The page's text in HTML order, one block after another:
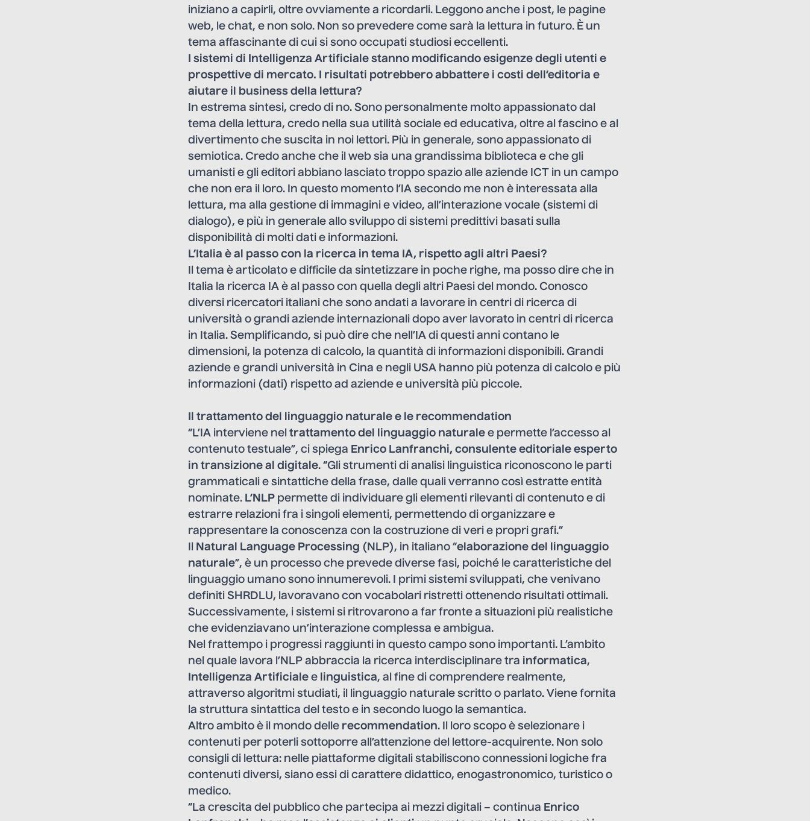
iniziano a capirli, oltre ovviamente a ricordarli. Leggono anche i post, le pagine
web, le chat, e non solo. Non so prevedere come sarà la lettura in futuro. È un
tema affascinante di cui si sono occupati studiosi eccellenti.
I sistemi di Intelligenza Artificiale stanno modificando esigenze degli utenti e
prospettive di mercato. I risultati potrebbero abbattere i costi dell’editoria e
aiutare il business della lettura?
In estrema sintesi, credo di no. Sono personalmente molto appassionato dal
tema della lettura, credo nella sua utilità sociale ed educativa, oltre al fascino e al
divertimento che suscita in noi lettori. Più in generale, sono appassionato di
semiotica. Credo anche che il web sia una grandissima biblioteca e che gli
umanisti e gli editori abbiano lasciato troppo spazio alle aziende ICT in un campo
che non era il loro. In questo momento l’IA secondo me non è interessata alla
lettura, ma alla gestione di immagini e video, all’interazione vocale (sistemi di
dialogo), e più in generale allo sviluppo di sistemi predittivi basati sulla
disponibilità di molti dati e informazioni.
L’Italia è al passo con la ricerca in tema IA, rispetto agli altri Paesi?
Il tema è articolato e difficile da sintetizzare in poche righe, ma posso dire che in
Italia la ricerca IA è al passo con quella degli altri Paesi del mondo. Conosco
diversi ricercatori italiani che sono andati a lavorare in centri di ricerca di
università o grandi aziende internazionali dopo aver lavorato in centri di ricerca
in Italia. Semplificando, si può dire che nell’IA di questi anni contano le
dimensioni, la potenza di calcolo, la quantità di informazioni disponibili. Grandi
aziende e grandi università in Cina e negli USA hanno più potenza di calcolo e più
informazioni (dati) rispetto ad aziende e università più piccole.
Il trattamento del linguaggio naturale e le recommendation
“L’IA interviene nel trattamento del linguaggio naturale e permette l’accesso al
contenuto testuale”, ci spiega Enrico Lanfranchi, consulente editoriale esperto
in transizione al digitale. “Gli strumenti di analisi linguistica riconoscono le parti
grammaticali e sintattiche della frase, dalle quali verranno così estratte entità
nominate. L’NLP permette di individuare gli elementi rilevanti di contenuto e di
estrarre relazioni fra i singoli elementi, permettendo di organizzare e
rappresentare la conoscenza con la costruzione di veri e propri grafi.”
Natural Language Processing (NLP), in italiano “elaborazione del linguaggio
naturale”, è un processo che prevede diverse fasi, poiché le caratteristiche del
linguaggio umano sono innumerevoli. I primi sistemi sviluppati, che venivano
definiti SHRDLU, lavoravano con vocabolari ristretti ottenendo risultati ottimali.
Successivamente, i sistemi si ritrovarono a far fronte a situazioni più realistiche
che evidenziavano un’interazione complessa e ambigua.
Nel frattempo i progressi raggiunti in questo campo sono importanti. L’ambito
nel quale lavora l’NLP abbraccia la ricerca interdisciplinare tra informatica,
Intelligenza Artificiale e linguistica, al fine di comprendere realmente,
attraverso algoritmi studiati, il linguaggio naturale scritto o parlato. Viene fornita
la struttura sintattica del testo e in secondo luogo la semantica.
Altro ambito è il mondo delle recommendation. Il loro scopo è selezionare i
contenuti per poterli sottoporre all’attenzione del lettore-acquirente. Non solo
consigli di lettura: nelle piattaforme digitali stabiliscono connessioni logiche fra
contenuti diversi, siano essi di carattere didattico, enogastronomico, turistico o
medico.
“La crescita del pubblico che partecipa ai mezzi digitali – continua Enrico